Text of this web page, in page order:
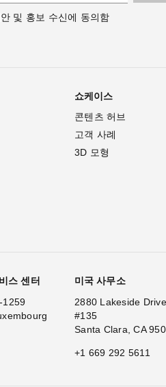
및 홍보 수신에 동의함
쇼케이스
콘텐츠 허브
고객 사례
3D 모형
스 센터
1259
미국 사무소
2880 Lakeside Drive,
#135
Santa Clara, CA
+1 669 292 5611